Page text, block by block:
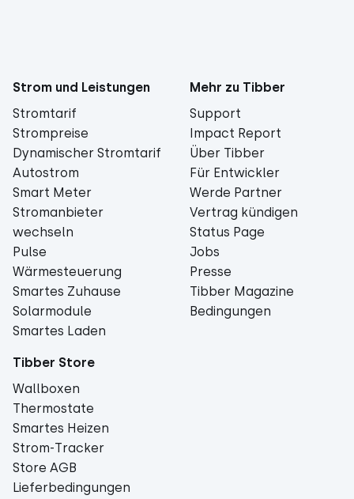
Strom und Leistungen
Stromtarif
Strompreise
Dynamischer Stromtarif
Autostrom
Smart Meter
Stromanbieter
wechseln
Pulse
Wärmesteuerung
Smartes Zuhause
Solarmodule
Smartes Laden
Mehr zu Tibber
Support
Impact Report
Über Tibber
Für Entwickler
Werde Partner
Vertrag kündigen
Status Page
Jobs
Presse
Tibber Magazine
Bedingungen
Tibber Store
Wallboxen
Thermostate
Smartes Heizen
Strom-Tracker
Store AGB
Lieferbedingungen